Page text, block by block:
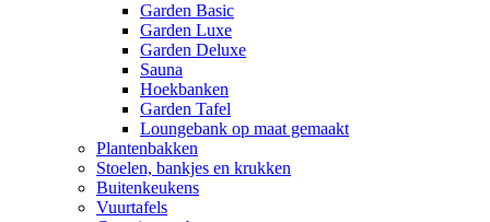
Garden Basic
Garden Luxe
Garden Deluxe
Sauna
Hoekbanken
Garden Tafel
Loungebank op maat gemaakt
Plantenbakken
Stoelen, bankjes en krukken
Buitenkeukens
Vuurtafels